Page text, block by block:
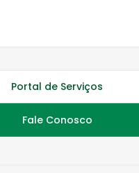
Portal de Serviços
Fale Conosco